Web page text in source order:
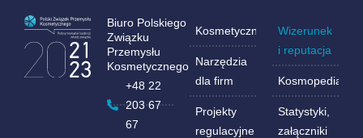
Kosmetyczni.pl
Narzędzia
dla firm
Projekty
regulacyjne
Wizerunek
i reputacja
Kosmopedia
Statystyki,
załączniki
Biuro Polskiego
Związku
Przemysłu
Kosmetycznego
+48 22
203 67
67